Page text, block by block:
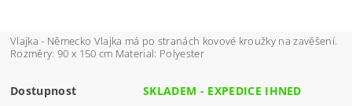
Vlajka - Německo Vlajka má po stranách kovové kroužky na zavěšení.
Rozměry: 90 x 150 cm Material: Polyester
Dostupnost SKLADEM - EXPEDICE IHNED